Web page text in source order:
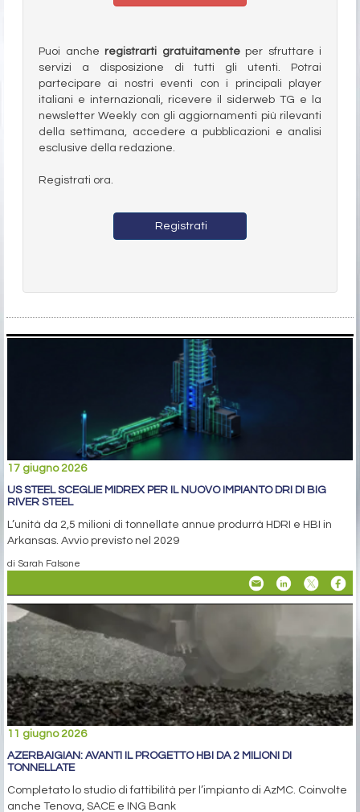
Puoi anche registrarti gratuitamenteper sfruttare i
servizi a disposizione di tutti gli utenti. Potrai
partecipare ai nostri eventi con i principali player
italiani e internazionali, ricevere il siderweb TG e la
newsletter Weekly con gli aggiornamenti più rilevanti
della settimana, accedere a pubblicazioni e analisi
esclusive della redazione.
Registrati ora.
Registrati
17 giugno 2026
US STEEL SCEGLIE MIDREX PER IL NUOVO IMPIANTO DRI DI BIG
RIVER STEEL
L’unità da 2,5 milioni di tonnellate annue produrrà HDRI e HBI in
Arkansas. Avvio previsto nel 2029
di Sarah Falsone
11 giugno 2026
AZERBAIGIAN: AVANTI IL PROGETTO HBI DA 2 MILIONI DI
TONNELLATE
Completato lo studio di fattibilità per l’impianto di AzMC. Coinvolte
anche Tenova, SACE e ING Bank